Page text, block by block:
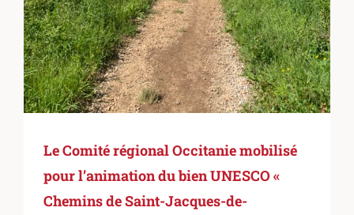
Le Comité régional Occitanie mobilisé
pour l’animation du bien UNESCO «
Chemins de Saint-Jacques-de-